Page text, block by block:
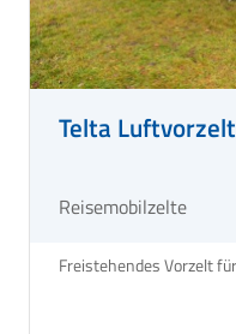
Telta
Reisemobilzelte